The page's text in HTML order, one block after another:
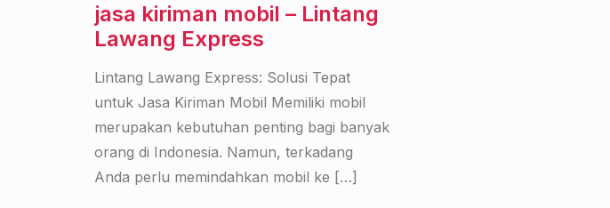
jasa kiriman mobil – Lintang
Lawang Express
Lintang Lawang Express: Solusi Tepat
untuk Jasa Kiriman Mobil Memiliki mobil
merupakan kebutuhan penting bagi banyak
orang di Indonesia. Namun, terkadang
Anda perlu memindahkan mobil ke […]